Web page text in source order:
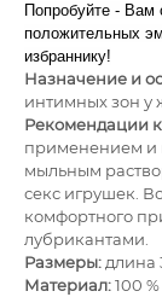
Попробуйте - Вам
положительных
избраннику!
Назначение и
интимных зон у
Рекомендации
применением и
мыльным
секс игрушек.
комфортного
лубрикантами.
Размеры:длина
Материал:100